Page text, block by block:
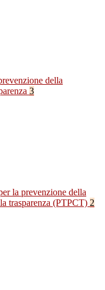
della
3
la prevenzione della
trasparenza (PTPCT) 2